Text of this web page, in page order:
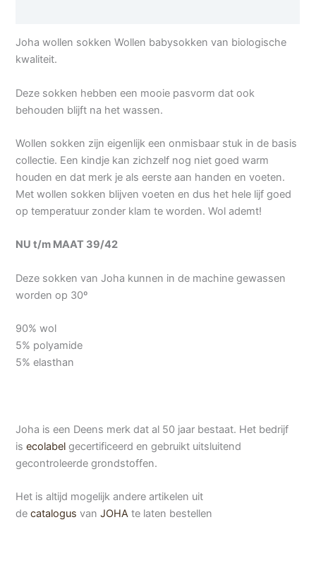
Joha wollen sokken Wollen babysokken van biologische
kwaliteit.
Deze sokken hebben een mooie pasvorm dat ook
behouden blijft na het wassen.
Wollen sokken zijn eigenlijk een onmisbaar stuk in de basis
collectie. Een kindje kan zichzelf nog niet goed warm
houden en dat merk je als eerste aan handen en voeten.
Met wollen sokken blijven voeten en dus het hele lijf goed
op temperatuur zonder klam te worden. Wol ademt!
NU t/m MAAT 39/42
Deze sokken van Joha kunnen in de machine gewassen
worden op 30º
90% wol
5% polyamide
5% elasthan
Joha is een Deens merk dat al 50 jaar bestaat. Het bedrijf
isecolabel gecertificeerd en gebruikt uitsluitend
gecontroleerde grondstoffen.
Het is altijd mogelijk andere artikelen uit
decatalogus vanJOHA te laten bestellen